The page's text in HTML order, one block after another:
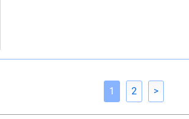
1 2 >